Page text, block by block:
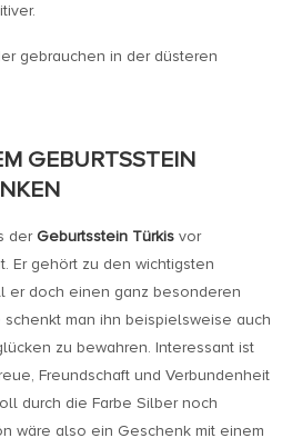
gebrauchen in der düsteren
GEBURTSSTEIN
der Geburtsstein Türkis vor
Er gehört zu den wichtigsten
er doch einen ganz besonderen
man ihn beispielsweise auch
zu bewahren. Interessant ist
Freundschaft und Verbundenheit
durch die Farbe Silber noch
wäre also ein Geschenk mit einem